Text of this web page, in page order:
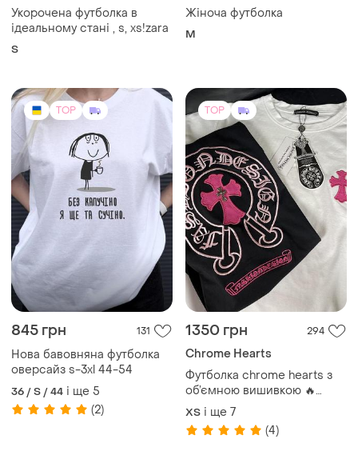
Укорочена футболка в
ідеальному стані , s, xs!zara
S
Жіноча футболка
M
TOP
845 грн 131
Нова бавовняна футболка
оверсайз s-3xl 44-54
36 / S / 44 і ще 5
(2)
TOP
1350 грн 294
Chrome Hearts
Футболка chrome hearts з
об’ємною вишивкою 🔥
oversize / преміум якість
ХS і ще 7
(4)